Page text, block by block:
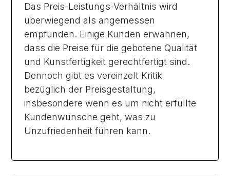
Das Preis-Leistungs-Verhältnis wird
überwiegend als angemessen
empfunden. Einige Kunden erwähnen,
dass die Preise für die gebotene Qualität
und Kunstfertigkeit gerechtfertigt sind.
Dennoch gibt es vereinzelt Kritik
bezüglich der Preisgestaltung,
insbesondere wenn es um nicht erfüllte
Kundenwünsche geht, was zu
Unzufriedenheit führen kann.